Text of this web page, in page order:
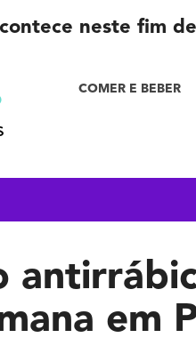
COMER E BEBER
neste fim
em